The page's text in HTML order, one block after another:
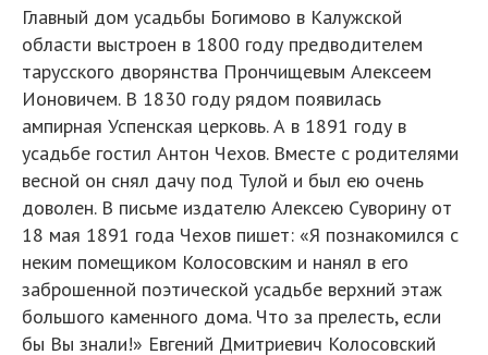
Главный дом усадьбы Богимово в Калужской
области выстроен в 1800 году предводителем
тарусского дворянства Прончищевым Алексеем
Ионовичем. В 1830 году рядом появилась
ампирная Успенская церковь. А в 1891 году в
усадьбе гостил Антон Чехов. Вместе с родителями
весной он снял дачу под Тулой и был ею очень
доволен. В письме издателю Алексею Суворину от
18 мая 1891 года Чехов пишет: «Я познакомился с
неким помещиком Колосовским и нанял в его
заброшенной поэтической усадьбе верхний этаж
большого каменного дома. Что за прелесть, если
бы Вы знали!» Евгений Дмитриевич Колосовский